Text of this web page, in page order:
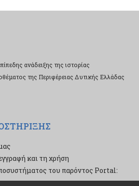
ανάδειξης της ιστορίας
της Περιφέρειας Δυτικής Ελλάδας
και τη χρήση
του παρόντος Portal: